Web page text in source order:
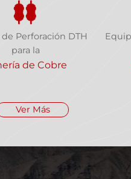
Perforación DTH
para la
de Cobre
Ver Más